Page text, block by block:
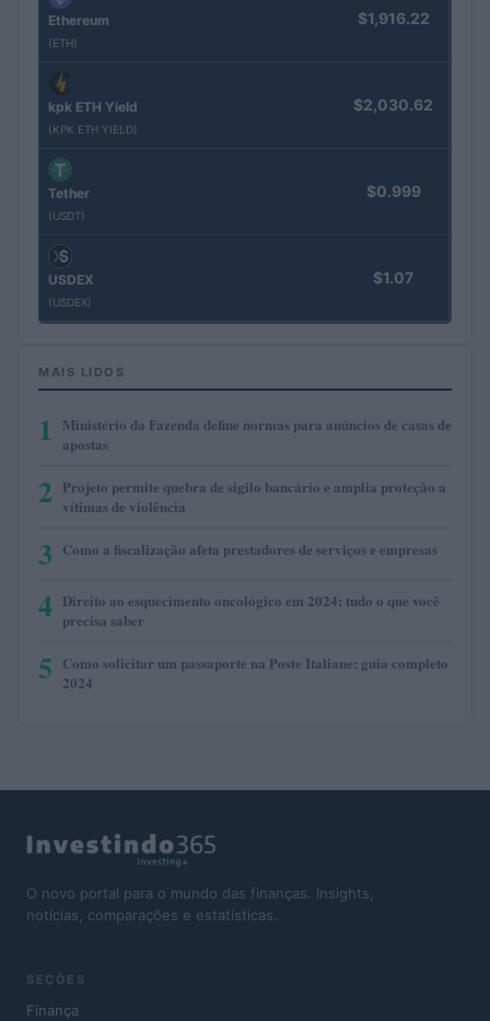
Ethereum
(ETH)
$1,916.22
kpk ETH Yield
(KPK ETH YIELD)
$2,030.62
Tether
(USDT)
$0.999
USDEX
(USDEX)
$1.07
MAIS LIDOS
1
Ministério da Fazenda define normas para anúncios de casas de
apostas
2 Projeto permite quebra de sigilo bancário e amplia proteção a
vítimas de violência
3 Como a fiscalização afeta prestadores de serviços e empresas
4 Direito ao esquecimento oncológico em 2024: tudo o que você
precisa saber
5 Como solicitar um passaporte na Poste Italiane: guia completo
2024
O novo portal para o mundo das finanças. Insights,
notícias, comparações e estatísticas.
SEÇÕES
Finança